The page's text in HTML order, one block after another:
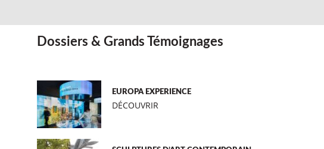
Dossiers & Grands Témoignages
EUROPA EXPERIENCE
DÉCOUVRIR